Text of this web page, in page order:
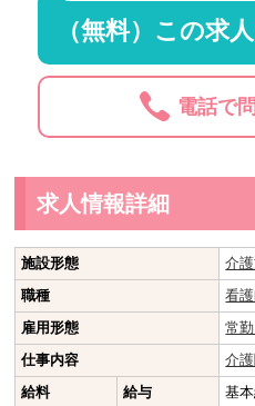
（無料）この求
電話で
求人情報詳細
施設形態
介
職種
看
雇用形態
常
仕事内容
介
給料
給与
基